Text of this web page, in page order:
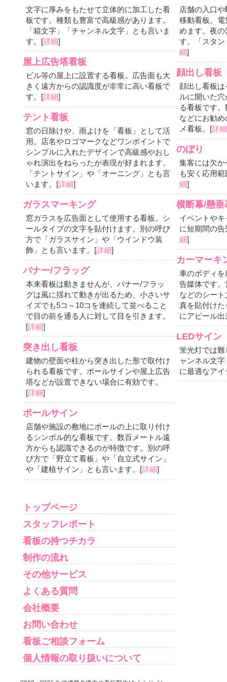
文字に厚みをもたせて立体的に加工した看
板です。種類も豊富で高級感があります。
「箱文字」「チャンネル文字」とも言いま
す。[詳細]
屋上広告塔看板
ビル等の屋上に設置する看板。広告面も大
きく遠方からの認識度が非常に高い看板で
す。[詳細]
テント看板
窓の日除けや、雨よけを「看板」として活
用。店名やロゴマークなどワンポイントで
シンプルに入れたデザインで高級感やおし
ゃれ演出をねらったが表現が好まれます。
「テントサイン」や「オーニング」とも言
います。[詳細]
ガラスマーキング
窓ガラスを広告面として使用する看板。シ
ールタイプの文字を貼付けます。別の呼び
方で「ガラスサイン」や「ウインドウ装
飾」とも言います。[詳細]
バナー/フラッグ
本来看板は動きませんが、バナー/フラッ
グは風に揺れて動きが出るため、小さいサ
イズでも5コ～10コを連続して並べること
で目の前を通る人に対して目を引きます。
[詳細]
突き出し看板
建物の壁面や柱から突き出した形で取付け
られる看板です。ポールサインや屋上広告
塔などが設置できない場合に有効です。
[詳細]
ポールサイン
店舗や施設の敷地にポールの上に取り付け
るシンボル的な看板です。数百メートル遠
方からも認識できるのが特徴です。別の呼
び方で「野立て看板」や「自立式サイン」
や「建植サイン」とも言います。[詳細]
店舗の入口
移動看板。
めます。夜
す。「スタ
細]
顔出し看板
顔出し看板
ルに開いた
る看板です
などにお勧
メ看板。[詳細
のぼり
集客には欠
も安く応用
細]
横断幕/懸垂
イベントや
に短期間の
細]
カーマーキ
車のボディ
告媒体です
などのシー
真を貼付け
にアピール
LEDサイン
蛍光灯では
ャンネル文
に最適なア
トップページ
スタッフレポート
看板の持つチカラ
制作の流れ
その他サービス
よくある質問
会社概要
お問い合わせ
看板ご相談フォーム
個人情報の取り扱いについて